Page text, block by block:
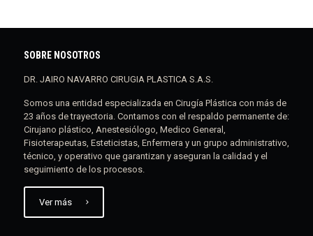
SOBRE NOSOTROS
DR. JAIRO NAVARRO CIRUGIA PLASTICA S.A.S.
Somos una entidad especializada en Cirugía Plástica con más de
23 años de trayectoria. Contamos con el respaldo permanente de:
Cirujano plástico, Anestesiólogo, Medico General,
Fisioterapeutas, Esteticistas, Enfermera y un grupo administrativo,
técnico, y operativo que garantizan y aseguran la calidad y el
seguimiento de los procesos.
Ver más